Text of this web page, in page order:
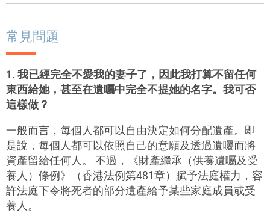
常見問題
1. 我已經完全不愛我的妻子了，因此我打算不留任何
東西給她，甚至在遺囑中完全不提她的名字。我可否
這樣做？
一般而言，每個人都可以自由決定如何分配遺產。即
是說，每個人都可以依照自己的意願及透過遺囑而將
資產留給任何人。 不過，《財產繼承（供養遺囑及受
養人）條例》（香港法例第481章）賦予法庭權力，容
許法庭下令將死者的部分遺產給予某些家庭成員或受
養人。